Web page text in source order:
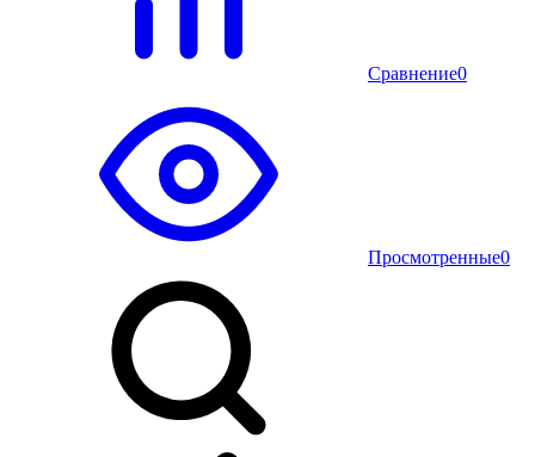
Сравнение0
Просмотренные0